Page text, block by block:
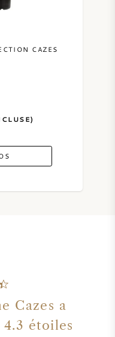
CAZES
Cazes a
étoiles